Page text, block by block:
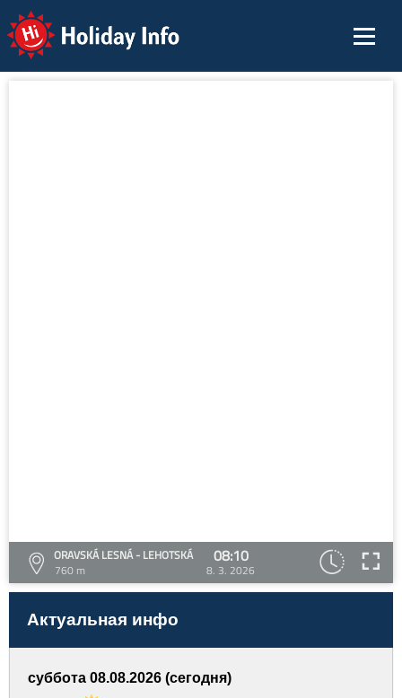
Holiday Info
ORAVSKÁ LESNÁ - LEHOTSKÁ
760 m
08:10
8. 3. 2026
Актуальная инфо
суббота 08.08.2026 (сегодня)